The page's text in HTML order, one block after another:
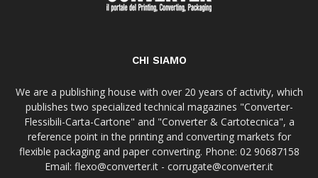
CHI SIAMO
We are a publishing house with over 20 years of activity, which
publishes two specialized technical magazines "Converter-
Flessibili-Carta-Cartone" and "Converter & Cartotecnica", a
reference point in the printing and converting markets for
flexible packaging and paper converting. Phone: 02 90687158
Email: flexo@converter.it - corrugate@converter.it